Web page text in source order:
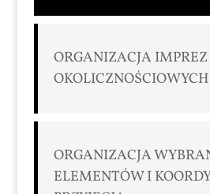
ORGANIZACJA IMPREZ
OKOLICZNOŚCIOWYCH
ORGANIZACJA
ELEMENTÓW I